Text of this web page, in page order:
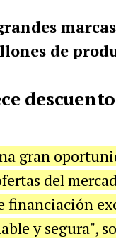
de
gran
del
financiación
y segura",